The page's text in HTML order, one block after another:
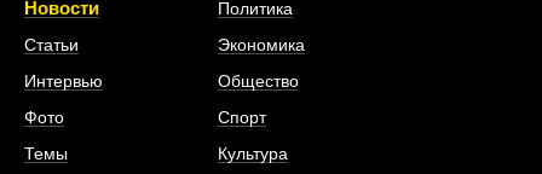
Новости
Статьи
Интервью
Фото
Темы
Политика
Экономика
Общество
Спорт
Культура